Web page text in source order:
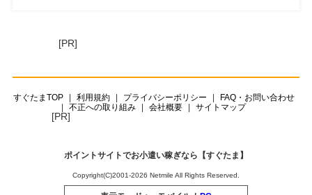
[PR]
すぐたまTOP 利用規約 プライバシーポリシー
FAQ・お問い合わせ
不正への取り組み
会社概要 サイトマップ
[PR]
ポイントサイトでお小遣い稼ぎなら【すぐたま】
Copyright(C)2001-2026 Netmile All Rights Reserved.